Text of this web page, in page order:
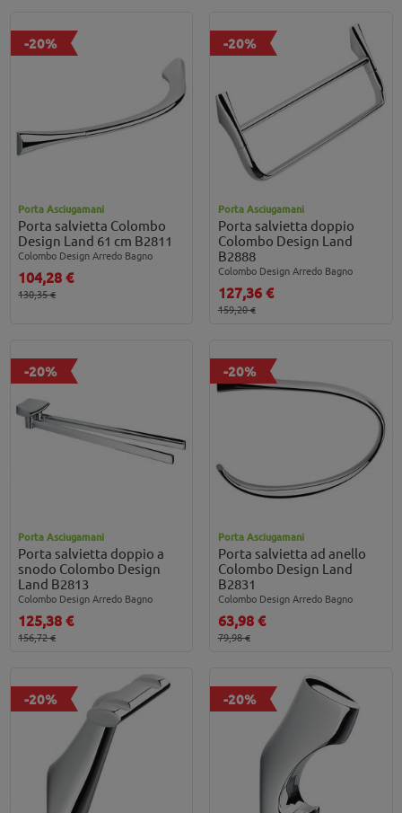
-20%
Porta Asciugamani
Porta salvietta Colombo
Design Land 61 cm B2811
Colombo Design Arredo Bagno
104,28 €
130,35 €
-20%
Porta Asciugamani
Porta salvietta doppio
Colombo Design Land
B2888
Colombo Design Arredo Bagno
127,36 €
159,20 €
-20%
Porta Asciugamani
Porta salvietta doppio a
snodo Colombo Design
Land B2813
Colombo Design Arredo Bagno
125,38 €
156,72 €
-20%
Porta Asciugamani
Porta salvietta ad anello
Colombo Design Land
B2831
Colombo Design Arredo Bagno
63,98 €
79,98 €
-20% -20%